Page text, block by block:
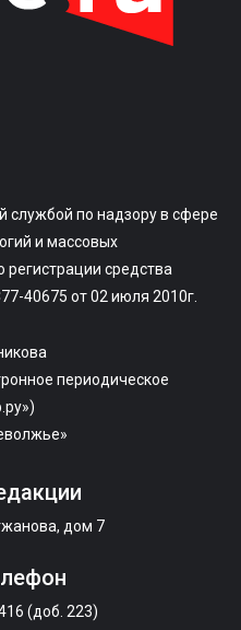
службой по надзору в сфере
и массовых
средства
40675 от 02 июля 2010г.
периодическое
дом 7
(доб. 223)